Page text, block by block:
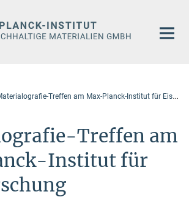
Treffen am Max-Planck-Institut für Eisenforschung
Treffen am
Institut für